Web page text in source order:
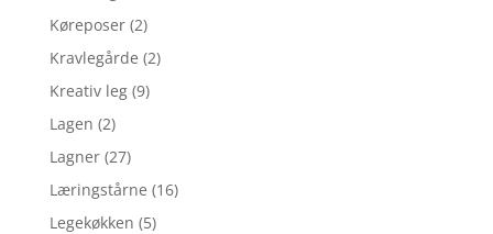
Køreposer (2)
Kravlegårde (2)
Kreativ leg (9)
Lagen (2)
Lagner (27)
Læringstårne (16)
Legekøkken (5)